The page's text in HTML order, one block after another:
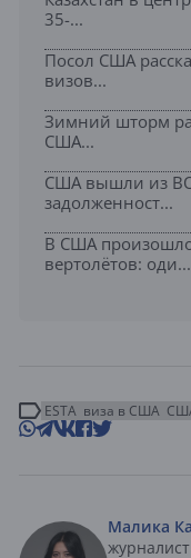
35-...
Посол США
визов...
Зимний шторм
США...
США вышли из
задолженност...
В США
вертолётов: оди...
ESTA виза в США
Малика
журналист